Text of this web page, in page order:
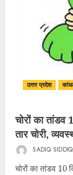
उत्तर प्रदेश
चोरों का तांडव
तार चोरी,
SADIQ
चोरों का तांडव 10